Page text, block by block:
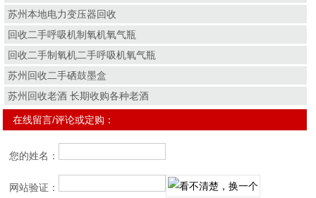
苏州本地电力变压器回收
回收二手呼吸机制氧机氧气瓶
回收二手制氧机二手呼吸机氧气瓶
苏州回收二手硒鼓墨盒
苏州回收老酒 长期收购各种老酒
在线留言/评论或定购：
您的姓名：
网站验证：